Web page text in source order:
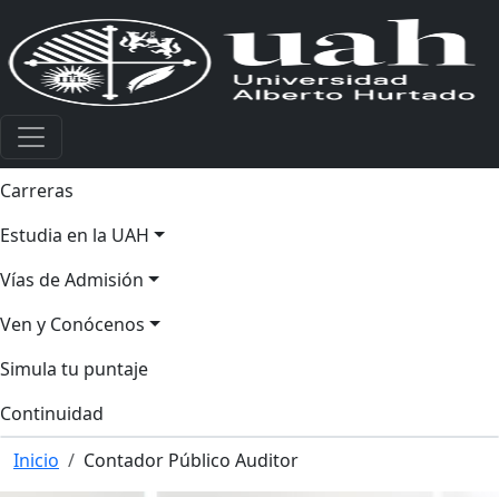
Carreras
Estudia en la UAH
Vías de Admisión
Ven y Conócenos
Simula tu puntaje
Continuidad
Inicio
Contador Público Auditor